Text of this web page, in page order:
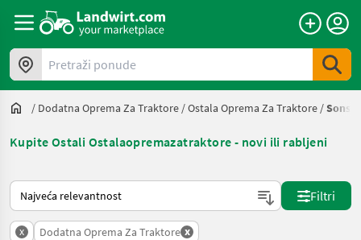
Pretraži ponude
/ Dodatna Oprema Za Traktore /Ostala Oprema Za Traktore /
Kupite Ostali Ostalaopremazatraktore - novi ili rabljeni
Tako se sortira na Landwirt.com
Filtri
x Dodatna Oprema Za Traktore x